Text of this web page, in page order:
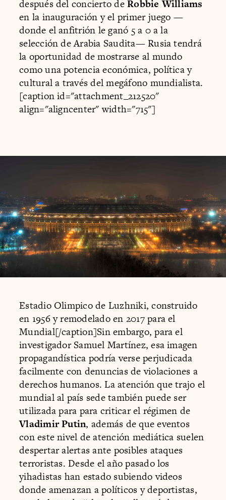
después del concierto deRobbie Williams
en la inauguración y el primer juego —
donde el anfitrión le ganó 5 a 0 a la
selección de Arabia Saudita— Rusia tendrá
la oportunidad de mostrarse al mundo
como una potencia económica, política y
cultural a través del megáfono mundialista.
[caption id="attachment_212520"
align="aligncenter" width="715"]
Estadio Olimpico de Luzhniki, construido
en 1956 y remodelado en 2017 para el
Mundial[/caption]Sin embargo, para el
investigador Samuel Martínez, esa imagen
propagandística podría verse perjudicada
facilmente con denuncias de violaciones a
derechos humanos. La atención que trajo el
mundial al país sede también puede ser
utilizada para para criticar el régimen de
Vladimir Putin, además de que eventos
con este nivel de atención mediática suelen
despertar alertas ante posibles ataques
terroristas. Desde el año pasado los
yihadistas han estado subiendo videos
donde amenazan a políticos y deportistas,